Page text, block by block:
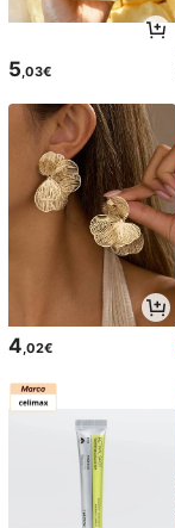
5,03€
4,02€